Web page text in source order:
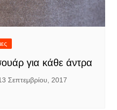
για κάθε άντρα
Σεπτεμβρίου, 2017